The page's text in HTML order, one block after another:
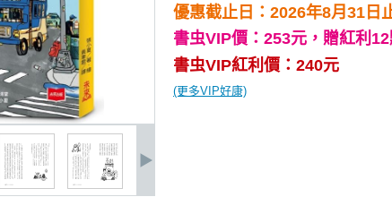
優惠截止日：2026年8月31日
書虫VIP價：253元， 贈紅利
書虫VIP紅利價：240元
(更多VIP好康)